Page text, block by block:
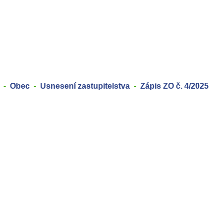
Obec Usnesení zastupitelstva Zápis ZO č. 4/2025